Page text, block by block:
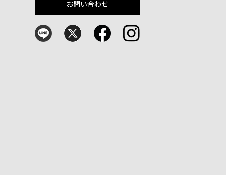
お問い合わせ